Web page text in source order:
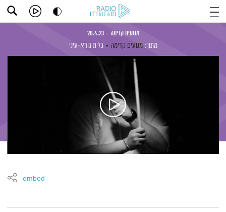
מנועים קדימה – 20.4.23
מתוך: מנועים קדימה גלית גורא-עיני
embed